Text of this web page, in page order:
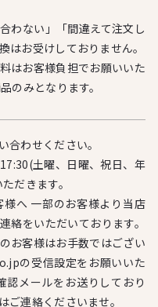
わない」「間違えて注文し
はお受けしておりません。
はお客様負担でお願いいた
のみとなります。
合わせください。
土曜、日曜、祝日、年
だきます。
様へ 一部のお客様より当店
絡をいただいております。
お客様はお手数ではござい
の受信設定をお願いいた
認メールをお送りしており
ご連絡くださいませ。